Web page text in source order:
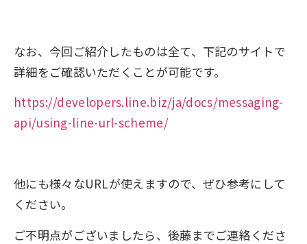
なお、今回ご紹介したものは全て、下記のサイトで
詳細をご確認いただくことが可能です。
https://developers.line.biz/ja/docs/messaging-
api/using-line-url-scheme/
他にも様々なURLが使えますので、ぜひ参考にして
ください。
ご不明点がございましたら、後藤までご連絡くださ